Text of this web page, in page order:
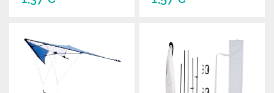
Richiedi un preventivo Richiedi un preventivo